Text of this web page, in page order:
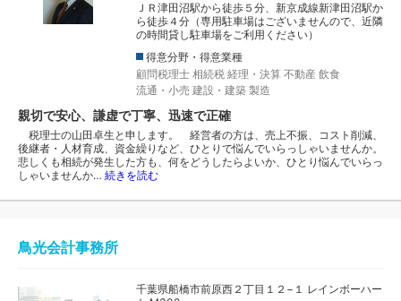
ＪＲ津田沼駅から徒歩５分、新京成線新津田沼駅か
ら徒歩４分（専用駐車場はございませんので、近隣
の時間貸し駐車場をご利用ください）
得意分野・得意業種
顧問税理士 相続税 経理・決算 不動産 飲食
流通・小売 建設・建築 製造
親切で安心、謙虚で丁寧、迅速で正確
税理士の山田卓生と申します。 経営者の方は、売上不振、コスト削減、
後継者・人材育成、資金繰りなど、ひとりで悩んでいらっしゃいませんか。
悲しくも相続が発生した方も、何をどうしたらよいか、ひとり悩んでいらっ
しゃいませんか… 続きを読む
鳥光会計事務所
千葉県船橋市前原西２丁目１２−１ レインボーハー